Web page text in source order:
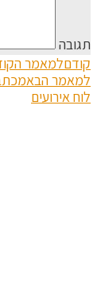
תגובה
קודםלמאמר
למאמר הבא
לוח אירועים